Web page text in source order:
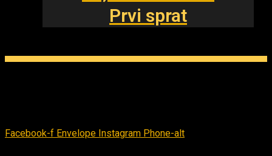
Prvi sprat
Facebook-f Envelope Instagram Phone-alt